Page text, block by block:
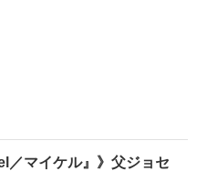
／マイケル』》父ジョセ